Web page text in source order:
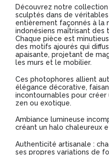
Découvrez notre
sculptés dans de
entièrement façonnés à la
indonésiens maîtrisant des
Chaque pièce est
des motifs ajourés qui
apaisante, projetant de
les murs et le mobilier.
Ces photophores allient
élégance décorative,
incontournables pour créer
zen ou exotique.
Ambiance lumineuse
créant un halo chaleureux
Authenticité artisanale :
ses propres variations de